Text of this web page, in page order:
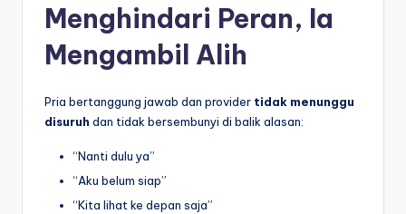
Menghindari Peran, Ia
Mengambil Alih
Pria bertanggung jawab dan provider tidak menunggu
disuruh dan tidak bersembunyi di balik alasan:
“Nanti dulu ya”
“Aku belum siap”
“Kita lihat ke depan saja”